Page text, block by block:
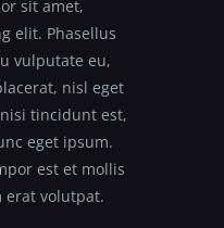
sit amet,
elit. Phasellus
vulputate eu,
nisl eget
tincidunt est,
eget ipsum.
est et mollis
erat volutpat.